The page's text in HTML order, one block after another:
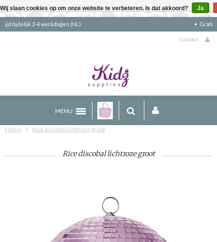
Gratis verzending boven €90 (NL)
Contact
MENU
Home Rice discobal lichtroze groot
Rice discobal lichtroze groot
Wij slaan cookies op om onze website te verbeteren. Is dat akkoord? Ja